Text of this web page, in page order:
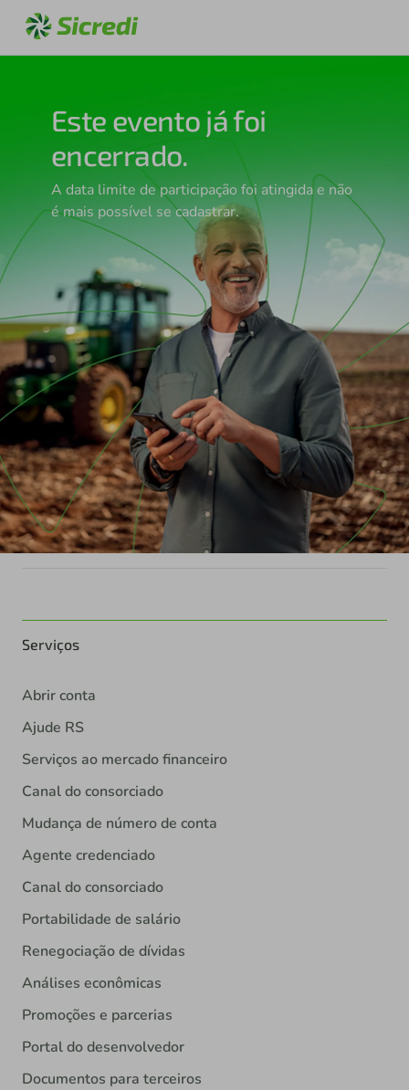
Este evento já foi
encerrado.
A data limite de participação foi atingida e não
é mais possível se cadastrar.
Serviços
Abrir conta
Ajude RS
Serviços ao mercado financeiro
Canal do consorciado
Mudança de número de conta
Agente credenciado
Canal do consorciado
Portabilidade de salário
Renegociação de dívidas
Análises econômicas
Promoções e parcerias
Portal do desenvolvedor
Documentos para terceiros